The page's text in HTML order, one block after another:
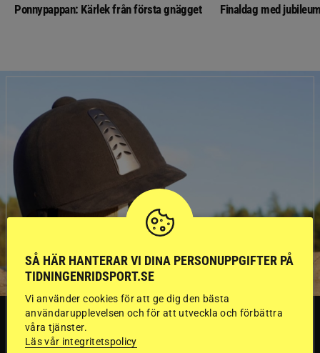
Ponnypappan: Kärlek från första gnägget Finaldag med
SVERIGE
SÅ HÄR HANTERAR VI DINA PERSONUPPGIFTER PÅ
TIDNINGENRIDSPORT.SE
Vi använder cookies för att ge dig den bästa
användarupplevelsen och för att utveckla och förbättra
våra tjänster.
Läs vår integritetspolicy